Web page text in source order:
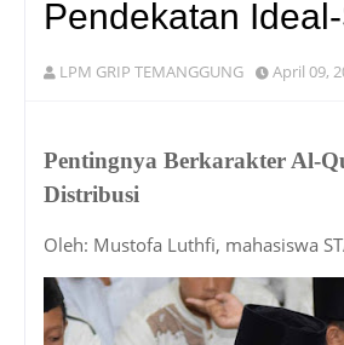
Pendekatan
LPM GRIP TEMANGGUNG April 09,
Pentingnya Berkarakter Al-
Distribusi
Oleh: Mustofa Luthfi, mahasiswa